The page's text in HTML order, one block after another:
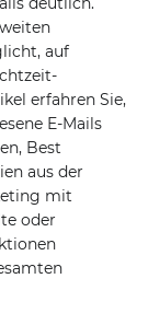
auf
erfahren Sie,
E-Mails
Best
aus der
mit
oder